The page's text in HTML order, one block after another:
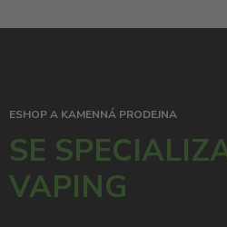
ESHOP A KAMENNÁ PRODEJNA
SE
VAPING